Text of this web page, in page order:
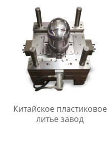
Китайское пластиковое
литье завод